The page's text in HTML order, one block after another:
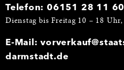
Telefon:06151 28 11
Dienstag bis Freitag 10 – 18
E-Mail:
darmstadt.de